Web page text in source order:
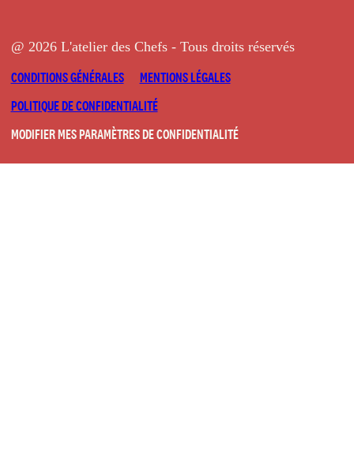
@ 2026 L'atelier des Chefs - Tous droits réservés
CONDITIONS GÉNÉRALES
MENTIONS LÉGALES
POLITIQUE DE CONFIDENTIALITÉ
MODIFIER MES PARAMÈTRES DE CONFIDENTIALITÉ